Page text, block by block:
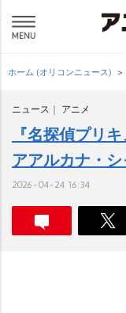
ホーム (オリコンニュース)
ニュース アニメ
『名探偵プリ
アアルカナ・
2026-04-24 16:34